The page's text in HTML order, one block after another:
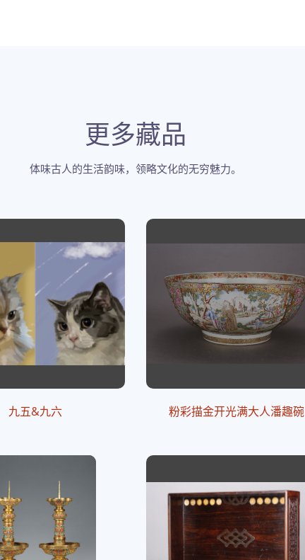
更多藏品
体味古人的生活韵味，领略文化的无穷魅力。
九五&九六 粉彩描金开光满大人潘趣碗